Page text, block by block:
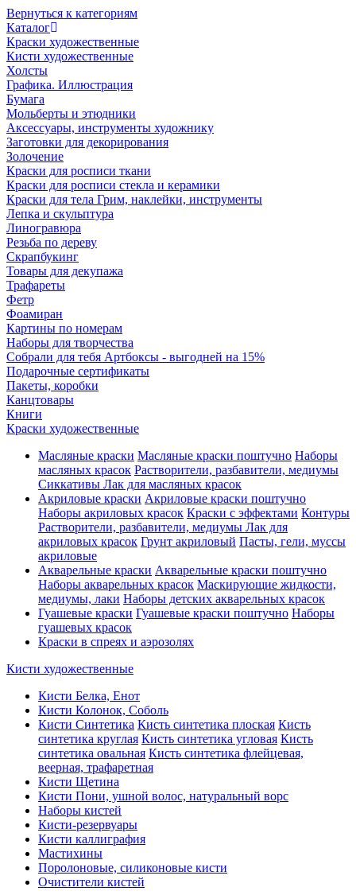
Вернуться к категориям
Каталог
Краски художественные
Кисти художественные
Холсты
Графика. Иллюстрация
Бумага
Мольберты и этюдники
Аксессуары, инструменты художнику
Заготовки для декорирования
Золочение
Краски для росписи ткани
Краски для росписи стекла и керамики
Краски для тела Грим, наклейки, инструменты
Лепка и скульптура
Линогравюра
Резьба по дереву
Скрапбукинг
Товары для декупажа
Трафареты
Фетр
Фоамиран
Картины по номерам
Наборы для творчества
Собрали для тебя Артбоксы - выгодней на 15%
Подарочные сертификаты
Пакеты, коробки
Канцтовары
Книги
Краски художественные
Масляные краски Масляные краски поштучно Наборы
масляных красок Растворители, разбавители, медиумы
Сиккативы Лак для масляных красок
Акриловые краски Акриловые краски поштучно
Наборы акриловых красок Краски с эффектами Контуры
Растворители, разбавители, медиумы Лак для
акриловых красок Грунт акриловый Пасты, гели, муссы
акриловые
Акварельные краски Акварельные краски поштучно
Наборы акварельных красок Маскирующие жидкости,
медиумы, лаки Наборы детских акварельных красок
Гуашевые краски Гуашевые краски поштучно Наборы
гуашевых красок
Краски в спреях и аэрозолях
Кисти художественные
Кисти Белка, Енот
Кисти Колонок, Соболь
Кисти Синтетика Кисть синтетика плоская Кисть
синтетика круглая Кисть синтетика угловая Кисть
синтетика овальная Кисть синтетика флейцевая,
веерная, трафаретная
Кисти Щетина
Кисти Пони, ушной волос, натуральный ворс
Наборы кистей
Кисти-резервуары
Кисти каллиграфия
Мастихины
Поролоновые, силиконовые кисти
Очистители кистей